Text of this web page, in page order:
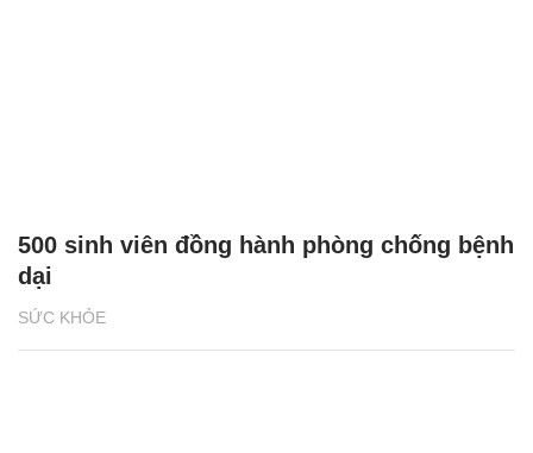
SỨC KHỎE
500 sinh viên đồng hành phòng chống bệnh
dại